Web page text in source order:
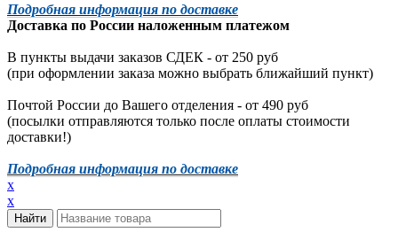
Подробная информация по доставке
Доставка по России наложенным платежом
В пункты выдачи заказов СДЕК - от 250 руб
(при оформлении заказа можно выбрать ближайший пункт)
Почтой России до Вашего отделения - от 490 руб
(посылки отправляются только после оплаты стоимости
доставки!)
Подробная информация по доставке
x
x